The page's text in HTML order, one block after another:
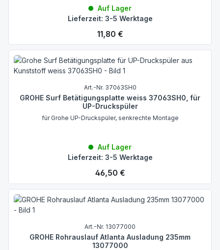
Auf Lager
Lieferzeit: 3-5 Werktage
Regulärer Preis:
11,80 €
Art.-Nr. 37063SH0
GROHE Surf Betätigungsplatte weiss 37063SH0, für
UP-Druckspüler
für Grohe UP-Druckspüler, senkrechte Montage
Auf Lager
Lieferzeit: 3-5 Werktage
Regulärer Preis:
46,50 €
Art.-Nr. 13077000
GROHE Rohrauslauf Atlanta Ausladung 235mm
13077000